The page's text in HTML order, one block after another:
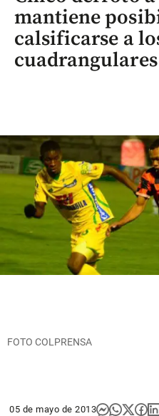
mantiene
calsificarse a
cuadrangulares
FOTO COLPRENSA
05 de mayo de 2013